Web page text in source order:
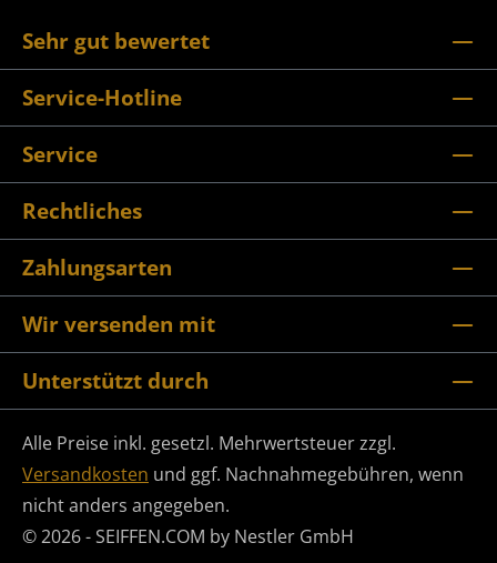
Sehr gut bewertet
Service-Hotline
Service
Rechtliches
Zahlungsarten
Wir versenden mit
Unterstützt durch
Alle Preise inkl. gesetzl. Mehrwertsteuer zzgl.
Versandkosten und ggf. Nachnahmegebühren, wenn
nicht anders angegeben.
© 2026 - SEIFFEN.COM by Nestler GmbH